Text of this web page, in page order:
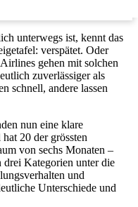
unterwegs ist, kennt das
verspätet. Oder
gehen mit solchen
zuverlässiger als
schnell, andere lassen
nun eine klare
20 der grössten
von sechs Monaten –
Kategorien unter die
und
Unterschiede und